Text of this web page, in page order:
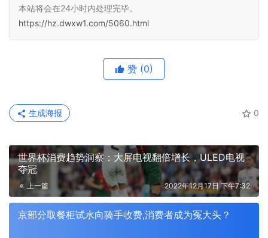
本站将会在24小时内处理完毕。
https://hz.dwxw1.com/5060.html
赞 (0)
0
生成海报
世界杯消费趋势洞察：大屏电视翻倍增长，ULED电视
夺冠
上一篇 2022年12月17日 下午7:32
京部分取餐柜试水向骑手收费,消费者成为冤大头？